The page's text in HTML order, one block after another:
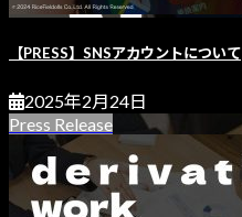
【PRESS】SNSアカウントについて
2025年2月24日
Press Release